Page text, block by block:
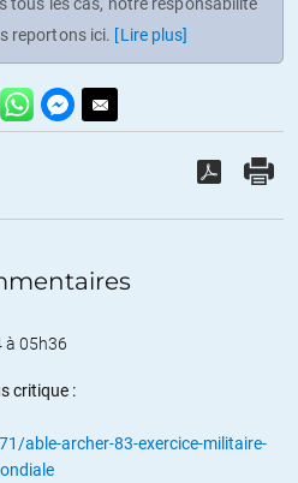
tous les cas, notre responsabilité
reportons ici. [Lire plus]
à 05h36
critique :
able-archer-83-exercice-militaire-